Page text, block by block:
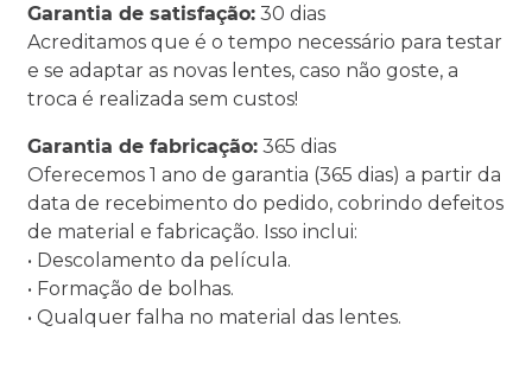
Garantia de satisfação: 30 dias
Acreditamos que é o tempo necessário para testar
e se adaptar as novas lentes, caso não goste, a
troca é realizada sem custos!
Garantia de fabricação: 365 dias
Oferecemos 1 ano de garantia (365 dias) a partir da
data de recebimento do pedido, cobrindo defeitos
de material e fabricação. Isso inclui:
• Descolamento da película.
• Formação de bolhas.
• Qualquer falha no material das lentes.